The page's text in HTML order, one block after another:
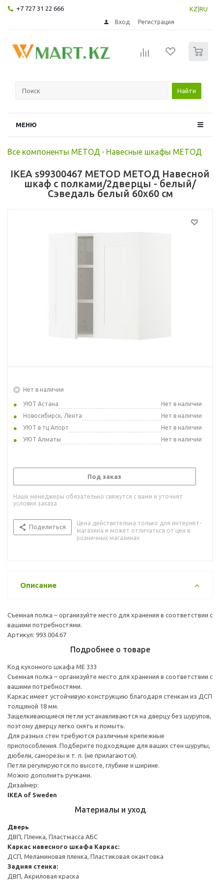
+7 727 31 22 666 KZ RU
Вход Регистрация
Найти
МЕНЮ
Все компоненты МЕТОД - Навесные шкафы МЕТОД
IKEA s99300467 METOD МЕТОД Навесной
шкаф с полками/2дверцы - белый/
Сэведаль белый 60x60 см
Нет в наличии
УЮТ Астана
Нет в наличии
Новосибирск, Лента
Нет в наличии
УЮТ в тц Апорт
Нет в наличии
УЮТ Алматы
Нет в наличии
Под заказ
Наши менеджеры обязательно свяжутся с вами и уточнят
условия заказа
Поделиться
Цена действительна только для интернет-
магазина и может отличаться от цен в
розничных магазинах
Описание
Съемная полка – организуйте место для хранения в соответствии с
вашими потребностями.
Артикул: 993.004.67
Подробнее о товаре
Код кухонного шкафа ME 333
Съемная полка – организуйте место для хранения в соответствии с
вашими потребностями.
Каркас имеет устойчивую конструкцию благодаря стенкам из ДСП
толщиной 18 мм.
Защелкивающиеся петли устанавливаются на дверцу без шурупов,
поэтому дверцу легко снять и помыть.
Для разных стен требуются различные крепежные
приспособления. Подберите подходящие для ваших стен шурупы,
дюбели, саморезы и т. п. (не прилагаются).
Петли регулируются по высоте, глубине и ширине.
Можно дополнить ручками.
Дизайнер:
IKEA of Sweden
Материалы и уход
Дверь
ДВП, Пленка, Пластмасса АБС
Каркас навесного шкафа Каркас:
ДСП, Меламиновая пленка, Пластиковая окантовка
Задняя стенка:
ДВП, Акриловая краска